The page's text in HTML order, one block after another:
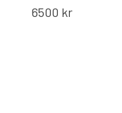
6500 kr